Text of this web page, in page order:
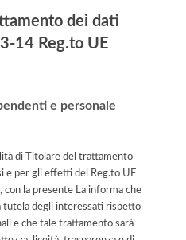
dei dati
14 Reg.to UE
e personale
di Titolare del trattamento
e per gli effetti del Reg.to UE
la presente La informa che
tutela degli interessati rispetto
e che tale trattamento sarà